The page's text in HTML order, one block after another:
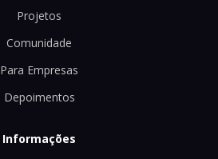
Projetos
Comunidade
Para Empresas
Depoimentos
Informações